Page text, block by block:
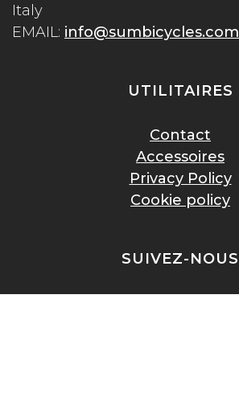
Italy
EMAIL: info@sumbicycles.com
UTILITAIRES
Contact
Accessoires
Privacy Policy
Cookie policy
SUIVEZ-NOUS